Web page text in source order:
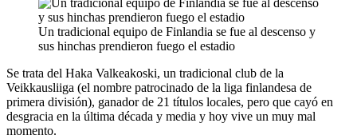
Un tradicional equipo de Finlandia se fue al descenso y
sus hinchas prendieron fuego el estadio
Se trata del Haka Valkeakoski, un tradicional club de la
Veikkausliiga (el nombre patrocinado de la liga finlandesa de
primera división), ganador de 21 títulos locales, pero que cayó en
desgracia en la última década y media y hoy vive un muy mal
momento.